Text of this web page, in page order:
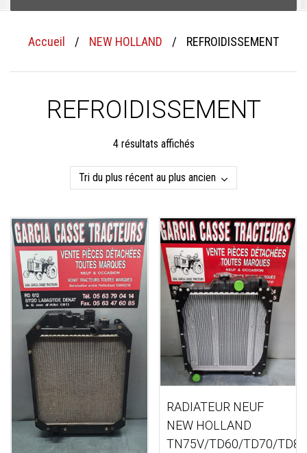
Accueil / NEW HOLLAND / REFROIDISSEMENT
REFROIDISSEMENT
4 résultats affichésTrié
du
plus
au
plus
ancien
RADIATEUR NEUF
NEW HOLLAND
TN75V/TD60/TD70/